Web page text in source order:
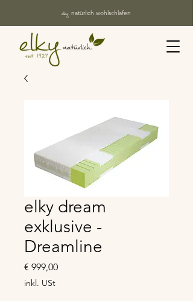
elky natürlich wohlschlafen
elky dream
exklusive -
Dreamline
€ 999,00Preis
inkl. USt